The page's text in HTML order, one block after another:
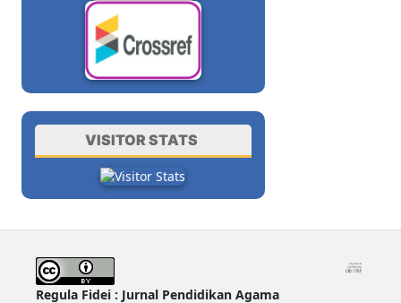
VISITOR STATS
Regula Fidei : Jurnal Pendidikan Agama